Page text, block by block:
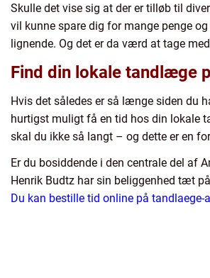
Skulle det vise sig at der er tilløb til
vil kunne spare dig for mange penge
lignende. Og det er da værd at tage
Find din lokale tandlæge
Hvis det således er så længe siden du
hurtigst muligt få en tid hos din lokale
skal du ikke så langt – og dette er en
Er du bosiddende i den centrale del
Henrik Budtz har sin beliggenhed tæt
Du kan bestille tid online på tandlaege-